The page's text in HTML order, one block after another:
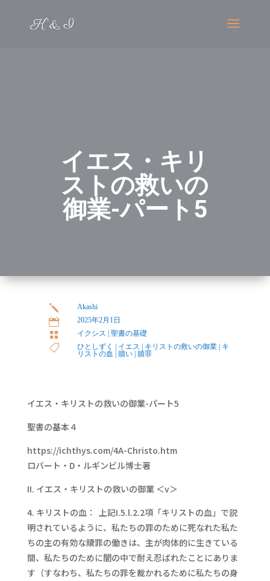
イエス・キリ
ストの救いの
御業-パート5
j Akashi
 2025年2月1日
 イクシス |聖書の基礎
 ひとしずく イエス キリストの救いの御業
キ
リストの血
贖い 贖罪
イエス・キリストの救いの御業-パート5
聖書の基本４
https://ichthys.com/4A-Christo.htm
ロバート・D・ルギンビル博士著
II. イエス・キリストの救いの御業 ＜v＞
4. キリストの血： 上記I.5.l.2.2項「キリストの血」で説
明されているように、私たちの罪のために死なれた私た
ちの主の有効な贖罪の働きは、主が肉体的に生きている
間、私たちのために闇の中で耐え忍ばれたことにありま
す（すなわち、私たちの罪を裁かれるために私たちの身